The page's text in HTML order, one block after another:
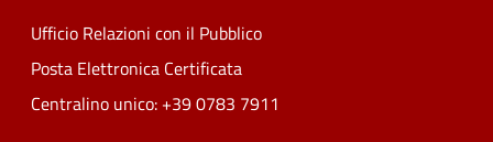
Ufficio Relazioni con il Pubblico
Posta Elettronica Certificata
Centralino unico: +39 0783 7911